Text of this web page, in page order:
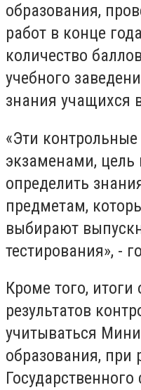
образования,
работ в конце
количество
учебного
знания учащихся
«Эти контрольные
экзаменами,
определить
предметам,
выбирают
тестирования», -
Кроме того,
результатов
учитываться
образования, при